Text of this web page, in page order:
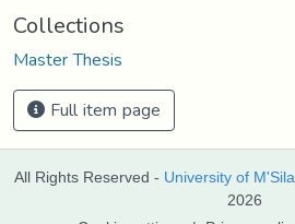
Collections
Master Thesis
Full item page
All Rights Reserved - University of M'Sila
2026